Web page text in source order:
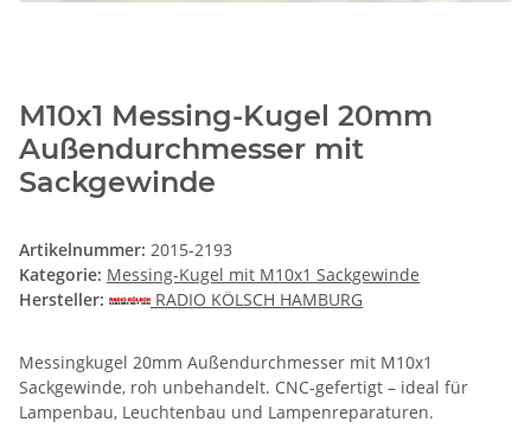
M10x1 Messing-Kugel 20mm
Außendurchmesser mit
Sackgewinde
Artikelnummer: 2015-2193
Kategorie: Messing-Kugel mit M10x1 Sackgewinde
Hersteller:
RADIO KÖLSCH HAMBURG
Messingkugel 20mm Außendurchmesser mit M10x1
Sackgewinde, roh unbehandelt. CNC-gefertigt – ideal für
Lampenbau, Leuchtenbau und Lampenreparaturen.